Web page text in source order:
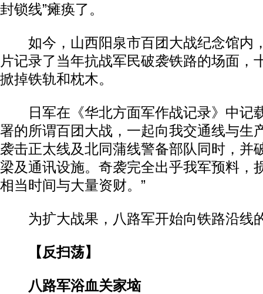
封锁线”瘫痪了。
如今，山西阳泉市百团大战纪念馆内
片记录了当年抗战军民破袭铁路的场面，
掀掉铁轨和枕木。
日军在《华北方面军作战记录》中记
署的所谓百团大战，一起向我交通线与生
袭击正太线及北同蒲线警备部队同时，并
梁及通讯设施。奇袭完全出乎我军预料，
相当时间与大量资财。”
为扩大战果，八路军开始向铁路沿线
【反扫荡】
八路军浴血关家垴